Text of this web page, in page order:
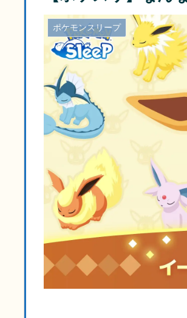
ポケモンスリープ